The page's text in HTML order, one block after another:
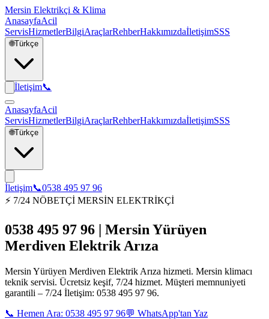
Mersin Elektrikçi & Klima
AnasayfaAcil
ServisHizmetlerBilgiAraçlarRehberHakkımızdaİletişimSSS
🌐Türkçe
İletişim📞
AnasayfaAcil
ServisHizmetlerBilgiAraçlarRehberHakkımızdaİletişimSSS
🌐Türkçe
İletişim📞0538 495 97 96
⚡ 7/24 NÖBETÇİ MERSİN ELEKTRİKÇİ
0538 495 97 96 | Mersin Yürüyen
Merdiven Elektrik Arıza
Mersin Yürüyen Merdiven Elektrik Arıza hizmeti. Mersin klimacı
teknik servisi. Ücretsiz keşif, 7/24 hizmet. Müşteri memnuniyeti
garantili – 7/24 İletişim: 0538 495 97 96.
📞 Hemen Ara: 0538 495 97 96💬 WhatsApp'tan Yaz